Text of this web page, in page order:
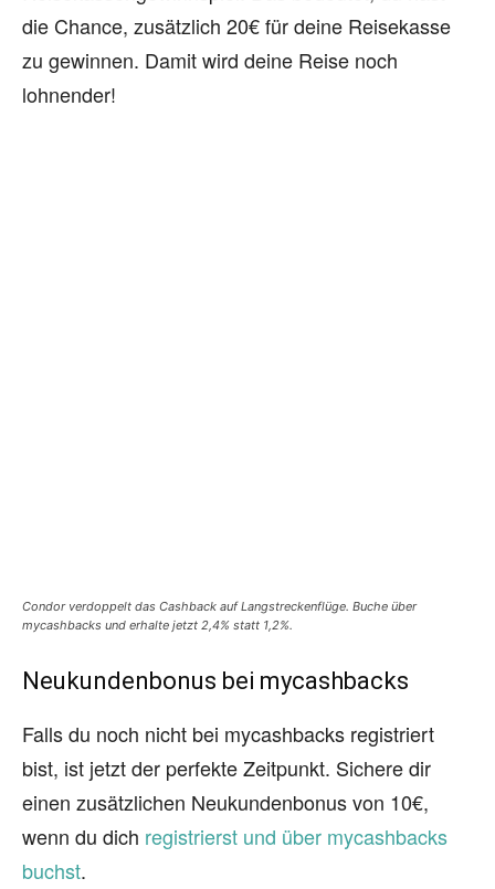
die Chance, zusätzlich 20€ für deine Reisekasse
zu gewinnen. Damit wird deine Reise noch
lohnender!
Condor verdoppelt das Cashback auf Langstreckenflüge. Buche über
mycashbacks und erhalte jetzt 2,4% statt 1,2%.
Neukundenbonus bei mycashbacks
Falls du noch nicht bei mycashbacks registriert
bist, ist jetzt der perfekte Zeitpunkt. Sichere dir
einen zusätzlichen Neukundenbonus von 10€,
wenn du dich registrierst und über mycashbacks
buchst.